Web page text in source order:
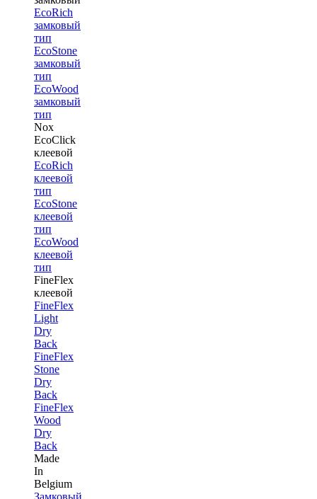
EcoRich
замковый
тип
EcoStone
замковый
тип
EcoWood
замковый
тип
Nox
EcoClick
клеевой
EcoRich
клеевой
тип
EcoStone
клеевой
тип
EcoWood
клеевой
тип
FineFlex
клеевой
FineFlex
Light
Dry
Back
FineFlex
Stone
Dry
Back
FineFlex
Wood
Dry
Back
Made
In
Belgium
Замковый